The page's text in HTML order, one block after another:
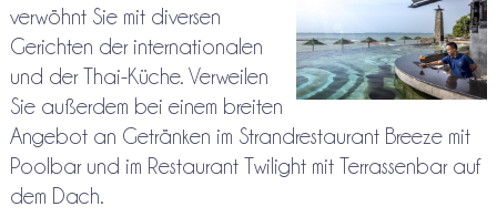
verwöhnt Sie mit diversen
Gerichten der internationalen
und der Thai-Küche. Verweilen
Sie außerdem bei einem breiten
Angebot an Getränken im Strandrestaurant Breeze mit
Poolbar und im Restaurant Twilight mit Terrassenbar auf
dem Dach.